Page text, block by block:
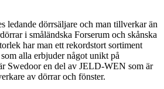
ledande dörrsäljare och man tillverkar än
i småländska Forserum och skånska
har man ett rekordstort sortiment
alla erbjuder något unikt på
Swedoor en del av JELD-WEN som är
av dörrar och fönster.